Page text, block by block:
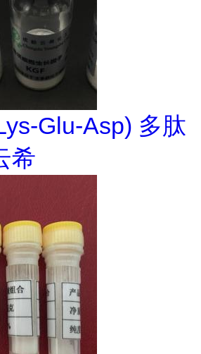
Glu-Asp) 多肽
希